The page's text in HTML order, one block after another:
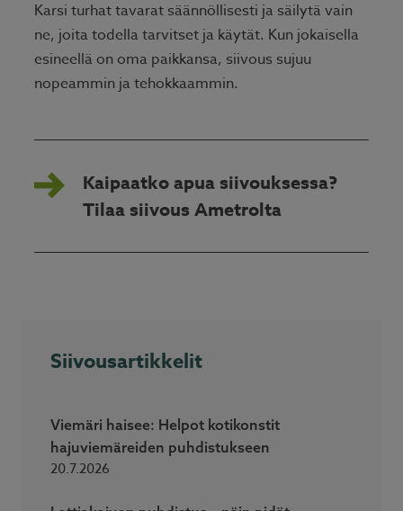
Karsi turhat tavarat säännöllisesti ja säilytä vain
ne, joita todella tarvitset ja käytät. Kun jokaisella
esineellä on oma paikkansa, siivous sujuu
nopeammin ja tehokkaammin.
Kaipaatko apua siivouksessa?
Tilaa siivous Ametrolta
Siivousartikkelit
Viemäri haisee: Helpot kotikonstit
hajuviemäreiden puhdistukseen
20.7.2026